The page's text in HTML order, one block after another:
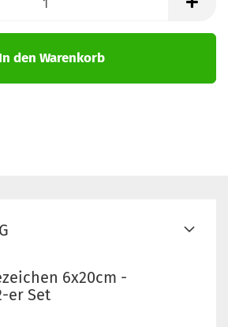
In den Warenkorb
6x20cm -
er Set